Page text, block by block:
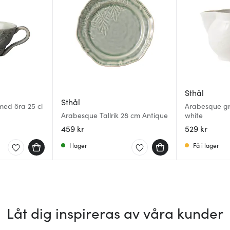
öra 25 cl Sthål
Arabesque Tallrik 28 cm Antique
459 kr
I lager
Sthål
Arabesque
white
529 kr
Få i lager
Låt dig inspireras av våra kunder